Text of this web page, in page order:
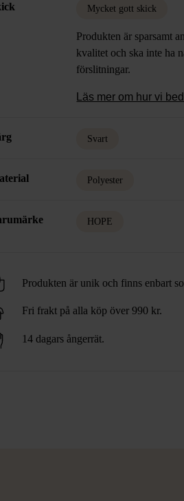
Mycket gott skick
Produkten är sparsamt
kvalitet och ska inte ha
förslitningar.
Läs mer om hur vi
Svart
Polyester
HOPE
Produkten är unik och finns enbart
Fri frakt på alla köp över 990 kr.
14 dagars ångerrät.